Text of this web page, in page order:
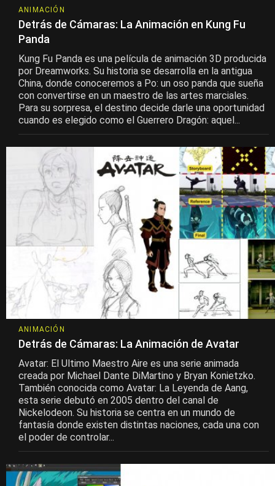
ANIMACIÓN
Detrás de Cámaras: La Animación en Kung Fu
Panda
Kung Fu Panda es una película de animación 3D producida
por Dreamworks. Su historia se desarrolla en la antigua
China, donde conoceremos a Po: un oso panda que sueña
con convertirse en un maestro de las artes marciales.
Para su sorpresa, el destino decide darle una oportunidad
cuando es elegido como el Guerrero Dragón: aquel...
ANIMACIÓN
Detrás de Cámaras: La Animación de Avatar
Avatar: El Ultimo Maestro Aire es una serie animada
creada por Michael Dante DiMartino y Bryan Konietzko.
También conocida como Avatar: La Leyenda de Aang,
esta serie debutó en 2005 dentro del canal de
Nickelodeon. Su historia se centra en un mundo de
fantasía donde existen distintas naciones, cada una con
el poder de controlar...